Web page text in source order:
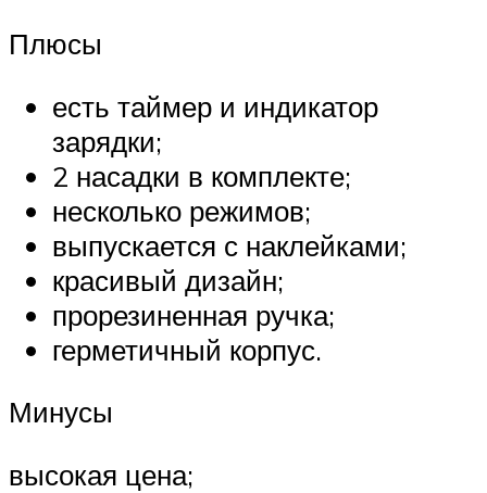
Плюсы
есть таймер и индикатор
зарядки;
2 насадки в комплекте;
несколько режимов;
выпускается с наклейками;
красивый дизайн;
прорезиненная ручка;
герметичный корпус.
Минусы
высокая цена;